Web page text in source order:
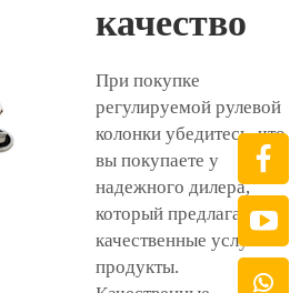
качество
При покупке
регулируемой рулевой
колонки убедитесь, что
вы покупаете у
надежного дилера,
который предлагает
качественные услуги и
продукты.